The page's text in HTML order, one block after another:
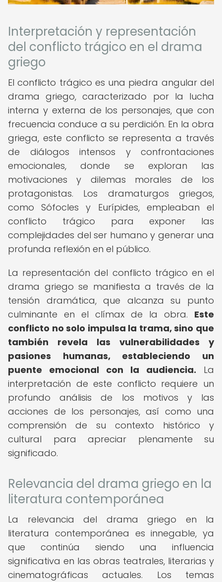
Interpretación y representación
del conflicto trágico en el drama
griego
El conflicto trágico es una piedra angular del
drama griego, caracterizado por la lucha
interna y externa de los personajes, que con
frecuencia conduce a su perdición. En la obra
griega, este conflicto se representa a través
de diálogos intensos y confrontaciones
emocionales, donde se exploran las
motivaciones y dilemas morales de los
protagonistas. Los dramaturgos griegos,
como Sófocles y Eurípides, empleaban el
conflicto trágico para exponer las
complejidades del ser humano y generar una
profunda reflexión en el público.
La representación del conflicto trágico en el
drama griego se manifiesta a través de la
tensión dramática, que alcanza su punto
culminante en el clímax de la obra. Este
conflicto no solo impulsa la trama, sino que
también revela las vulnerabilidades y
pasiones humanas, estableciendo un
puente emocional con la audiencia. La
interpretación de este conflicto requiere un
profundo análisis de los motivos y las
acciones de los personajes, así como una
comprensión de su contexto histórico y
cultural para apreciar plenamente su
significado.
Relevancia del drama griego en la
literatura contemporánea
La relevancia del drama griego en la
literatura contemporánea es innegable, ya
que continúa siendo una influencia
significativa en las obras teatrales, literarias y
cinematográficas actuales. Los temas